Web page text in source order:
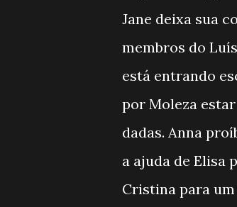
Jane deixa sua
membros do
está entrando
por Moleza
dadas. Anna
a ajuda de Elisa
Cristina para